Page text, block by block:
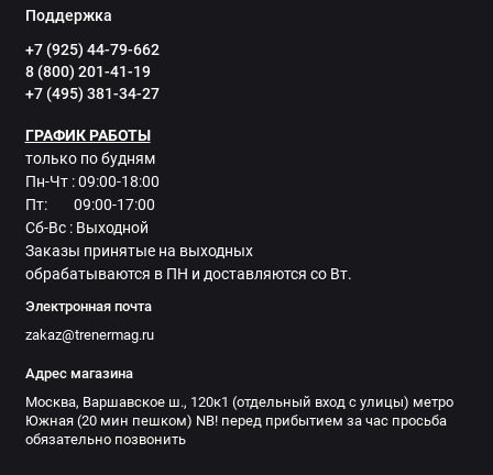
Поддержка
+7 (925) 44-79-662
8 (800) 201-41-19
+7 (495) 381-34-27
ГРАФИК РАБОТЫ
только по будням
Пн-Чт : 09:00-18:00
Пт: 09:00-17:00
Сб-Вс : Выходной
Заказы принятые на выходных
обрабатываются в ПН и доставляются со Вт.
Электронная почта
zakaz@trenermag.ru
Адрес магазина
Москва, Варшавское ш., 120к1 (отдельный вход с улицы) метро
Южная (20 мин пешком) NB! перед прибытием за час просьба
обязательно позвонить